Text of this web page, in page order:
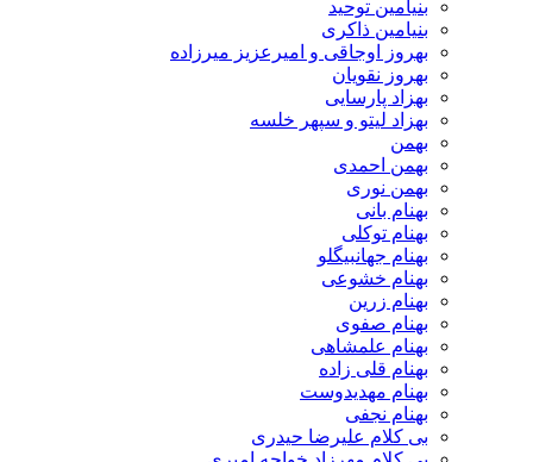
بنیامین توحید
بنیامین ذاکری
بهروز اوجاقی و امیرعزیز میرزاده
بهروز نقویان
بهزاد پارسایی
بهزاد لیتو و سپهر خلسه
بهمن
بهمن احمدی
بهمن نوری
بهنام بانی
بهنام توکلی
بهنام جهانبیگلو
بهنام خشوعی
بهنام زرین
بهنام صفوی
بهنام علمشاهی
بهنام قلی زاده
بهنام مهدیدوست
بهنام نجفی
بی کلام علیرضا حیدری